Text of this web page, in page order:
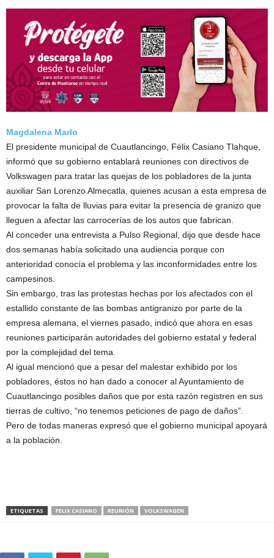
Magdalena Marlo
El presidente municipal de Cuautlancingo, Félix Casiano Tlahque,
informó que su gobierno entablará reuniones con directivos de
Volkswagen para tratar las quejas de los pobladores de la junta
auxiliar San Lorenzo Almecatla, quienes acusan a esta empresa de
provocar la falta de lluvias para evitar la presencia de granizo que
lleguen a afectar las carrocerías de los autos que fabrican.
Al conceder una entrevista a Pulso Regional, dijo que desde hace
dos semanas había solicitado una audiencia porque con
anterioridad conocía el problema y las inconformidades entre los
campesinos.
Sin embargo, tras las protestas hechas por los afectados con el
estallido constante de las bombas antigranizo por parte de la
empresa alemana, el viernes pasado, indicó que ahora en esas
reuniones participarán autoridades del gobierno estatal y federal
por la complejidad del tema.
Al igual mencionó que a pesar del malestar exhibido por los
pobladores, éstos no han dado a conocer al Ayuntamiento de
Cuautlancingo posibles daños que por esta razón registren en sus
tierras de cultivo, “no tenemos peticiones de pago de daños”.
Pero de todas maneras expresó que el gobierno municipal apoyará
a la población.
ETIQUETAS FELIX CASIANO REUNIÓN VOLKSWAGEN